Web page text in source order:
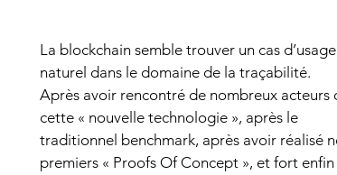
La blockchain semble trouver un cas d’usage
naturel dans le domaine de la traçabilité.
Après avoir rencontré de nombreux acteurs
cette « nouvelle technologie », après le
traditionnel benchmark, après avoir réalisé
premiers « Proofs Of Concept », et fort enfin